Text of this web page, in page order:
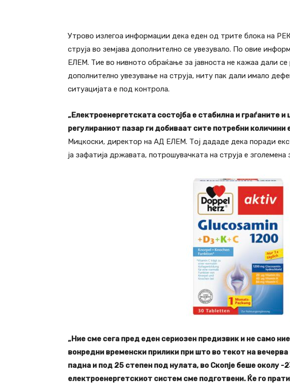
Утрово излегоа информации дека еден од трите блока на
струја во земјава дополнително се увезувало. По овие
ЕЛЕМ. Тие во нивното обраќање за јавноста не кажаа дали
дополнително увезување на струја, ниту пак дали имало
ситуацијата е под контрола.
„Електроенергетската состојба е стабилна и граѓаните
регулираниот пазар ги добиваат сите потребни количини
Мицкоски, директор на АД ЕЛЕМ. Тој дададе дека поради
ја зафатија државата, потрошувачката на струја е зголемена
„Ние сме сега пред еден сериозен предизвик и не само
вонредни временски прилики при што во текот на
падна и под 25 степен под нулата, во Скопје беше околу -
електроенергетскиот систем сме подготвени. Ќе го